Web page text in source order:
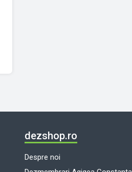
dezshop.ro
Despre noi